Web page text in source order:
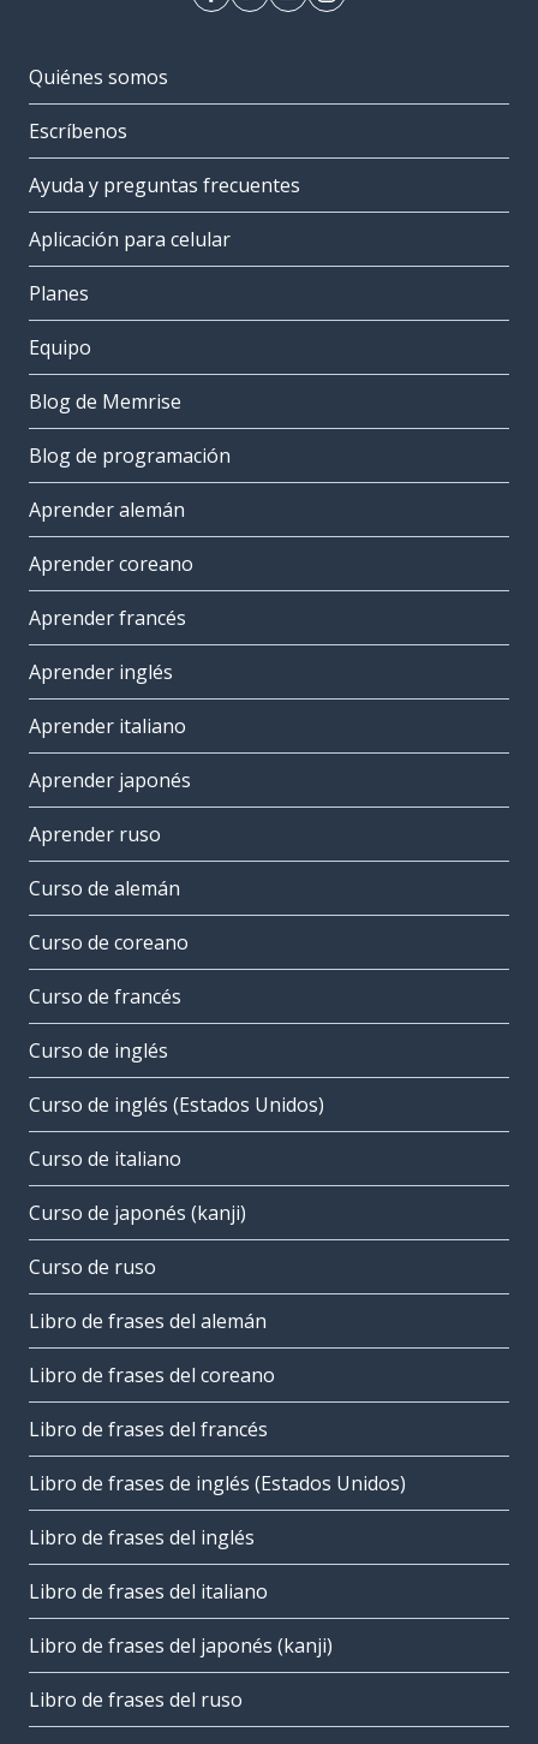
Quiénes somos
Escríbenos
Ayuda y preguntas frecuentes
Aplicación para celular
Planes
Equipo
Blog de Memrise
Blog de programación
Aprender alemán
Aprender coreano
Aprender francés
Aprender inglés
Aprender italiano
Aprender japonés
Aprender ruso
Curso de alemán
Curso de coreano
Curso de francés
Curso de inglés
Curso de inglés (Estados Unidos)
Curso de italiano
Curso de japonés (kanji)
Curso de ruso
Libro de frases del alemán
Libro de frases del coreano
Libro de frases del francés
Libro de frases de inglés (Estados Unidos)
Libro de frases del inglés
Libro de frases del italiano
Libro de frases del japonés (kanji)
Libro de frases del ruso